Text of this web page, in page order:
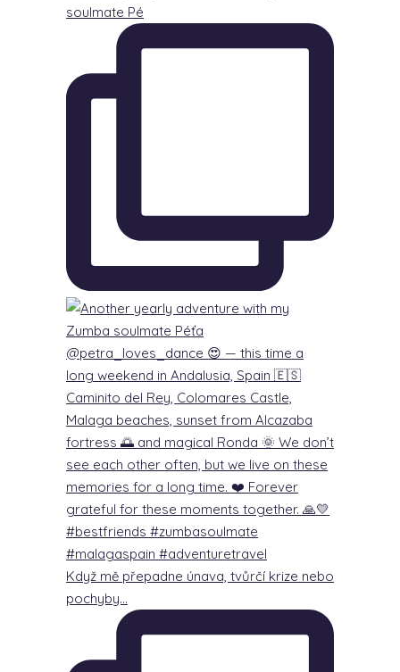
soulmate Pé
Když mě přepadne únava, tvůrčí krize nebo
pochyby…